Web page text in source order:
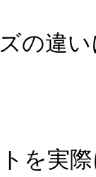
の違
を実